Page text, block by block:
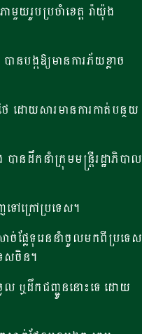
យរូប​ប្រចាំខេត្ត រ៉ាយ៉ុង
បង្កឱ្យមានការភ័យខ្លាច
ដោយសារ​មាន​ការ​កាត់​បន្ថយ​
នដឹកនាំក្រុមមន្ត្រីរដ្ឋាភិបាល
ទៅក្រៅប្រទេស។
ច់ផ្លែទុរេននាំចូល​មក​ពី​ប្រទេស​
សចិន។
ចូល ឬដឹកជញ្ជូននោះទេ ដោយ